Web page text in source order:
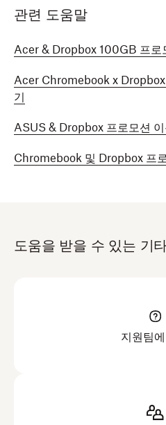
관련 도움말
Acer & Dropbox 100GB 프로
Acer Chromebook x
기
ASUS & Dropbox 프로모션 이
Chromebook 및 Dropbox 프
도움을 받을 수 있는 기
지원팀